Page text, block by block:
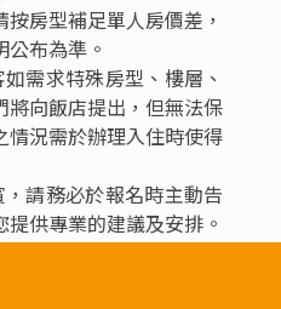
班時間更新時，實際航
為主**
票通知，報名付訂時，
名以利開票**
辦理退票，故若旅客取
機票一經開立則無退票
依包銷班機航空公司作
外旅遊定型化契約書中
人因素取消旅遊、變更日